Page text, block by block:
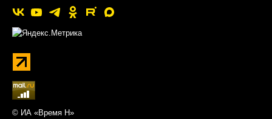
© ИА «Время Н»